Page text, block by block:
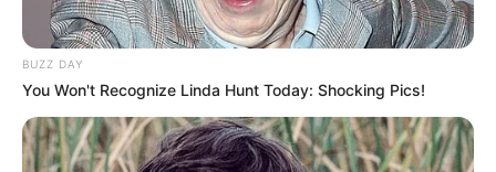
BUZZ DAY
You Won't Recognize Linda Hunt Today: Shocking Pics!